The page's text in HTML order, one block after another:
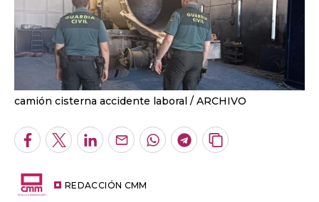
camión cisterna accidente laboral ARCHIVO
Facebook
TwitterLinkedInEnviarWhatsapp
Telegram
Copiar
REDACCIÓN CMM